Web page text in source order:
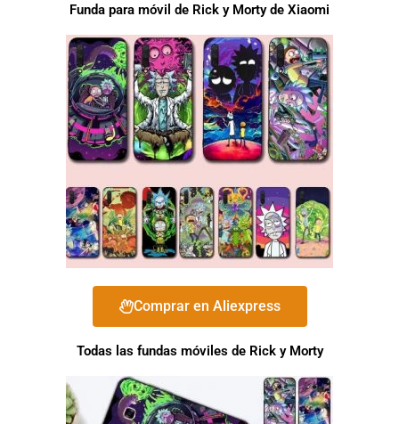
Funda para móvil de Rick y Morty de Xiaomi
Comprar en Aliexpress
Todas las fundas móviles de Rick y Morty